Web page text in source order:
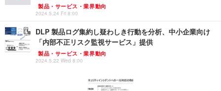
製品・サービス・業界動向
2024.5.24 Fri 8:00
DLP 製品ログ集約し疑わしき行動を分析、中小企業向け
「内部不正リスク監視サービス」提供
製品・サービス・業界動向
2024.5.22 Wed 8:00